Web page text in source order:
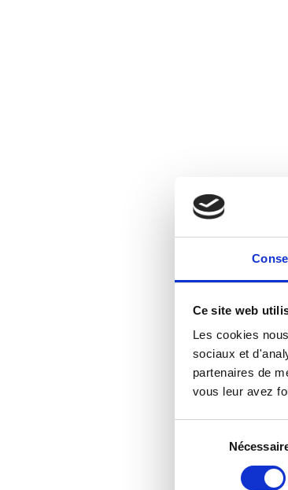
Ce site web
Les cookies
sociaux et
partenaires de
vous leur avez
consentement